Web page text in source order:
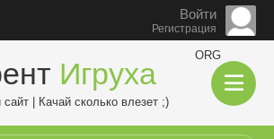
Войти
Регистрация
Игруха
ORG
| Качай сколько влезет ;)